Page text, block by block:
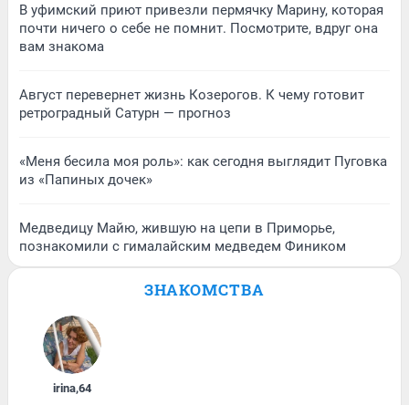
В уфимский приют привезли пермячку Марину, которая
почти ничего о себе не помнит. Посмотрите, вдруг она
вам знакома
Август перевернет жизнь Козерогов. К чему готовит
ретроградный Сатурн — прогноз
«Меня бесила моя роль»: как сегодня выглядит Пуговка
из «Папиных дочек»
Медведицу Майю, жившую на цепи в Приморье,
познакомили с гималайским медведем Фиником
ЗНАКОМСТВА
irina,64